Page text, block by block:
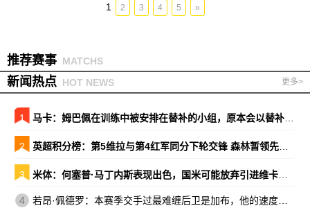
1 2 3 4 5 »
推荐赛事 MATCHS
新闻热点 HOT NEWS 更多>
1 马卡：姆巴佩在训练中被安排在替补的小组，原本会以替补出战巴萨
2 英超积分榜：第5维拉与第4红军同分下轮交锋 森林暂领先降级区7分
3 米体：何塞普·马丁内斯表现出色，国米可能放弃引进维卡里奥
4 若昂·佩德罗：本赛季交手过最难缠后卫是加布，他的速度让我惊讶